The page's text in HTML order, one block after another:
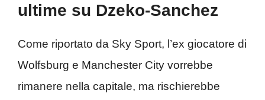
ultime su Dzeko-Sanchez
Come riportato da Sky Sport, l’ex giocatore di
Wolfsburg e Manchester City vorrebbe
rimanere nella capitale, ma rischierebbe